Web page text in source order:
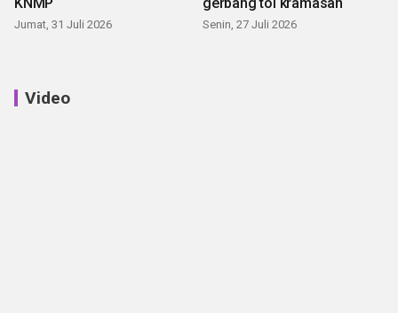
Jumat, 31 Juli 2026 Senin, 27 Juli 2026
Video